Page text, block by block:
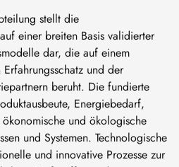
stellt die
einer breiten Basis validierter
dar, die auf einem
und der
beruht. Die fundierte
Energiebedarf,
und ökologische
und Systemen. Technologische
und innovative Prozesse zur